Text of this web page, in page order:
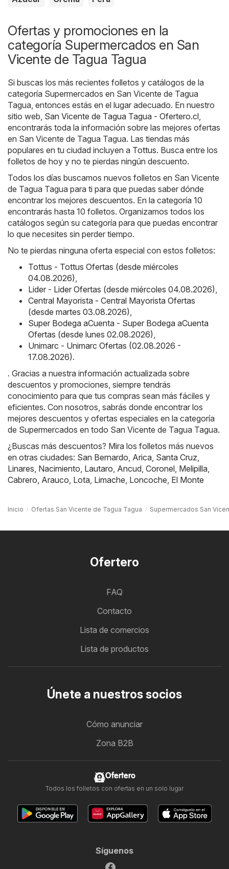
Ofertas y promociones en la
categoría Supermercados en San
Vicente de Tagua Tagua
Si buscas los más recientes folletos y catálogos de la
categoría Supermercados en San Vicente de Tagua
Tagua, entonces estás en el lugar adecuado. En nuestro
sitio web, San Vicente de Tagua Tagua - Ofertero.cl
encontrarás toda la información sobre las mejores ofertas
en San Vicente de Tagua Tagua. Las tiendas más
populares en tu ciudad incluyen a Tottus. Busca entre los
folletos de hoy y no te pierdas ningún descuento.
Todos los días buscamos nuevos folletos en San Vicente
de Tagua Tagua para ti para que puedas saber dónde
encontrar los mejores descuentos. En la categoría 10
encontrarás hasta 10 folletos. Organizamos todos los
catálogos según su categoría para que puedas encontrar
lo que necesites sin perder tiempo.
No te pierdas ninguna oferta especial con estos folletos:
Tottus - Tottus Ofertas (desde miércoles
04.08.2026)
Lider - Lider Ofertas (desde miércoles 04.08.2026)
Central Mayorista - Central Mayorista Ofertas
(desde martes 03.08.2026)
Super Bodega aCuenta - Super Bodega aCuenta
Ofertas (desde lunes 02.08.2026)
Unimarc - Unimarc Ofertas (02.08.2026 -
17.08.2026).
. Gracias a nuestra información actualizada sobre
descuentos y promociones, siempre tendrás
conocimiento para que tus compras sean más fáciles y
eficientes. Con nosotros, sabrás donde encontrar los
mejores descuentos y ofertas especiales en la categoría
de Supermercados en todo San Vicente de Tagua Tagua.
¿Buscas más descuentos? Mira los folletos más nuevos
en otras ciudades: San Bernardo Arica Santa Cruz
Linares Nacimiento Lautaro Ancud Coronel Melipilla
Cabrero Arauco Lota Limache Loncoche El Monte
Inicio Ofertas San Vicente de Tagua Tagua Supermercados San
Ofertero
FAQ
Contacto
Lista de comercios
Lista de productos
Únete a nuestros socios
Cómo anunciar
Zona B2B
Ofertero
Todos los folletos con ofertas en un solo lugar
Síguenos